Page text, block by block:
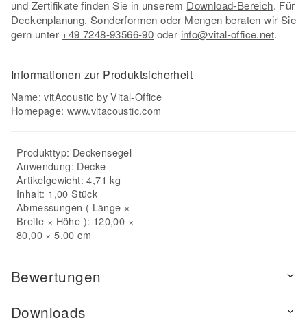
und Zertifikate finden Sie in unserem Download-Bereich. Für
Deckenplanung, Sonderformen oder Mengen beraten wir Sie
gern unter +49 7248-93566-90 oder info@vital-office.net.
Informationen zur Produktsicherheit
Name: vitAcoustic by Vital-Office
Homepage:www.vitacoustic.com
Produkttyp: Deckensegel
Anwendung: Decke
Artikelgewicht: 4,71 kg
Inhalt: 1,00 Stück
Abmessungen ( Länge ×
Breite × Höhe ): 120,00 ×
80,00 × 5,00 cm
Bewertungen
Downloads